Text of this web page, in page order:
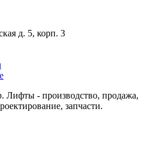
д. 5, корп. 3
Лифты - производство, продажа,
запчасти.